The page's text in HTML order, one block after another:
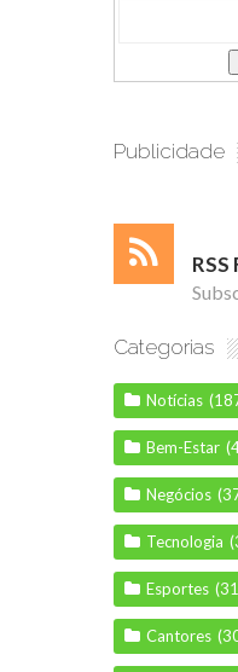
Publicidade
RSS
Categorias
Notícias
Bem-Estar
Negócios
Tecnologia
Esportes
Cantores